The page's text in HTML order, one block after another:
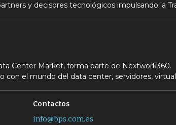
y decisores tecnológicos impulsando la
Center Market, forma parte de Nextwork360.
con el mundo del data center, servidores,
Contactos
info@bps.com.es